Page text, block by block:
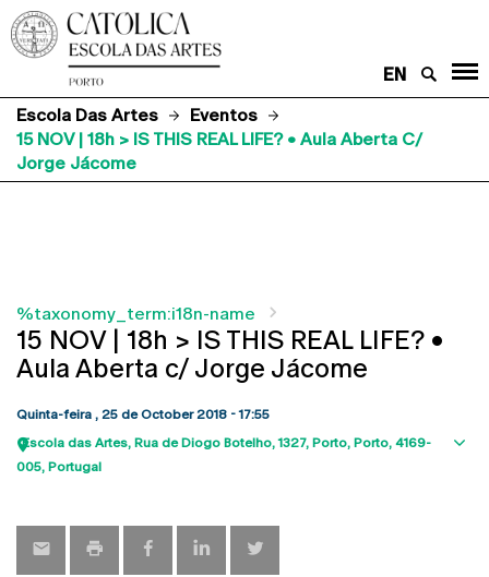
EN
Escola Das Artes
Eventos
15 NOV | 18h > IS THIS REAL LIFE? • Aula Aberta C/
Jorge Jácome
%taxonomy_term:i18n-name
15 NOV | 18h > IS THIS REAL LIFE? •
Aula Aberta c/ Jorge Jácome
Quinta-feira , 25 de October 2018 - 17:55
Escola das Artes Rua de Diogo Botelho, 1327 Porto Porto 4169-
005 Portugal